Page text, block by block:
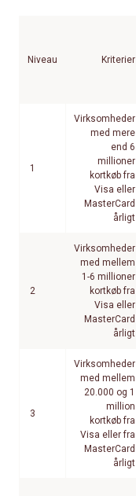
Niveau Kriterier
1
Virksomheder
med mere
end 6
millioner
kortkøb fra
Visa eller
MasterCard
årligt
2
Virksomheder
med mellem
1-6 millioner
kortkøb fra
Visa eller
MasterCard
årligt
3
Virksomheder
med mellem
20.000 og 1
million
kortkøb fra
Visa eller fra
MasterCard
årligt